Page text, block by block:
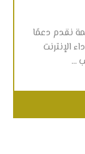
نقدم دعمًا
الإنترنت
...